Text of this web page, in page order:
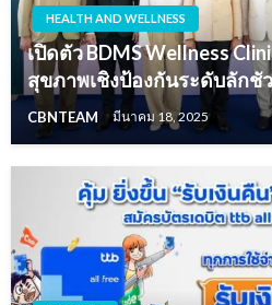
HEALTH AND WELLNESS
เปิดตัว BDMS Wellness
สุขภาพเชิงป้องกันระดับลักชั
CBNTEAM มีนาคม 18, 2025